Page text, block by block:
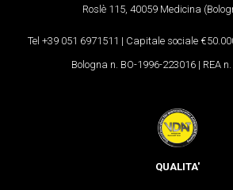
Roslè 115, 40059 Medicina
Tel +39 051 6971511 | Capitale sociale
Bologna n. BO-1996-223016 | REA
QUALITA'